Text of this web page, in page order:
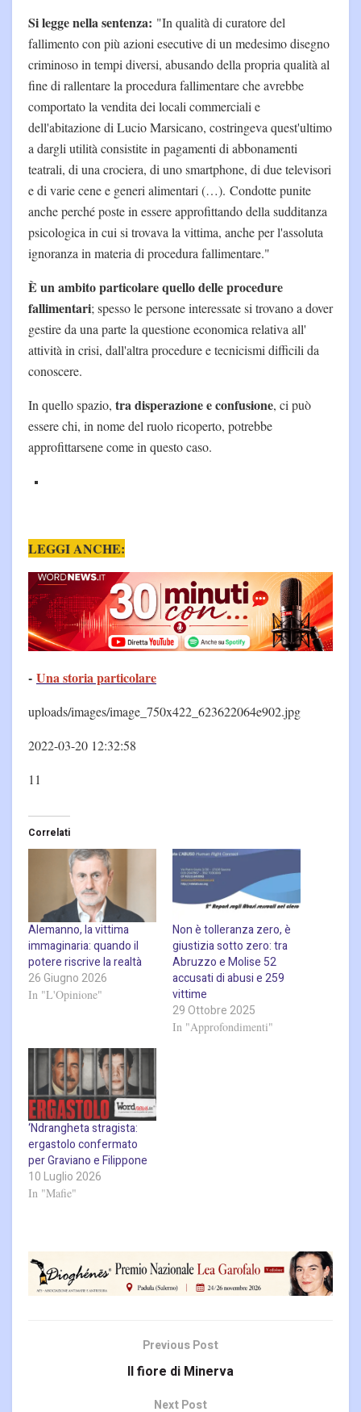
Si legge nella sentenza: "In qualità di curatore del
fallimento con più azioni esecutive di un medesimo disegno
criminoso in tempi diversi, abusando della propria qualità al
fine di rallentare la procedura fallimentare che avrebbe
comportato la vendita dei locali commerciali e
dell'abitazione di Lucio Marsicano, costringeva quest'ultimo
a dargli utilità consistite in pagamenti di abbonamenti
teatrali, di una crociera, di uno smartphone, di due televisori
e di varie cene e generi alimentari (…). Condotte punite
anche perché poste in essere approfittando della sudditanza
psicologica in cui si trovava la vittima, anche per l'assoluta
ignoranza in materia di procedura fallimentare."
È un ambito particolare quello delle procedure
fallimentari; spesso le persone interessate si trovano a dover
gestire da una parte la questione economica relativa all'
attività in crisi, dall'altra procedure e tecnicismi difficili da
conoscere.
In quello spazio, tra disperazione e confusione, ci può
essere chi, in nome del ruolo ricoperto, potrebbe
approfittarsene come in questo caso.
LEGGI ANCHE:
- Una storia particolare
uploads/images/image_750x422_623622064e902.jpg
2022-03-20 12:32:58
11
Correlati
Alemanno, la vittima
immaginaria: quando il
potere riscrive la realtà
26 Giugno 2026
In "L'Opinione"
Non è tolleranza zero, è
giustizia sotto zero: tra
Abruzzo e Molise 52
accusati di abusi e 259
vittime
29 Ottobre 2025
In "Approfondimenti"
‘Ndrangheta stragista:
ergastolo confermato
per Graviano e Filippone
10 Luglio 2026
In "Mafie"
Previous Post
Il fiore di Minerva
Next Post